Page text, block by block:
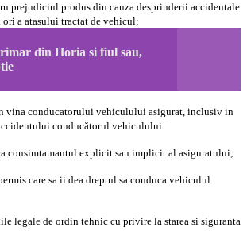
prejudiciul produs din cauza desprinderii accidentale
ori a atasului tractat de vehicul;
din Horia si fiul sau,
vina conducatorului vehiculului asigurat, inclusiv in
conducătorul vehiculului:
consimtamantul explicit sau implicit al asiguratului;
care sa ii dea dreptul sa conduca vehiculul
legale de ordin tehnic cu privire la starea si siguranta